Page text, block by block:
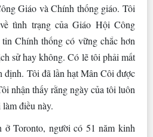
Giáo và Chính thống giáo. Tôi
tình trạng của Giáo Hội Công
Chính thống có vững chắc hơn
sử hay không. Có lẽ tôi phải mất
định. Tôi đã lần hạt Mân Côi được
nhận thấy rằng ngày của tôi luôn
điều này.
ở Toronto, người có 51 năm kinh